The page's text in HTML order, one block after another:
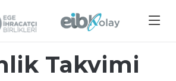
Takvimi